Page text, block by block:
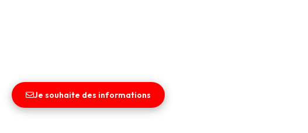
Je souhaite des informations